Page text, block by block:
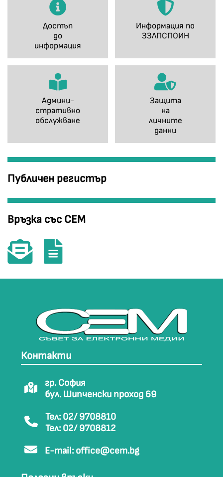
Достъп
до
информация
Информация по
ЗЗЛПСПОИН
Админи-
стративно
обслужване
Защита
на
личните
данни
Публичен регистър
Връзка със СЕМ
Контакти
гр. София
бул. Шипченски проход 69
Тел: 02/ 9708810
Тел: 02/ 9708812
E-mail: office@cem.bg